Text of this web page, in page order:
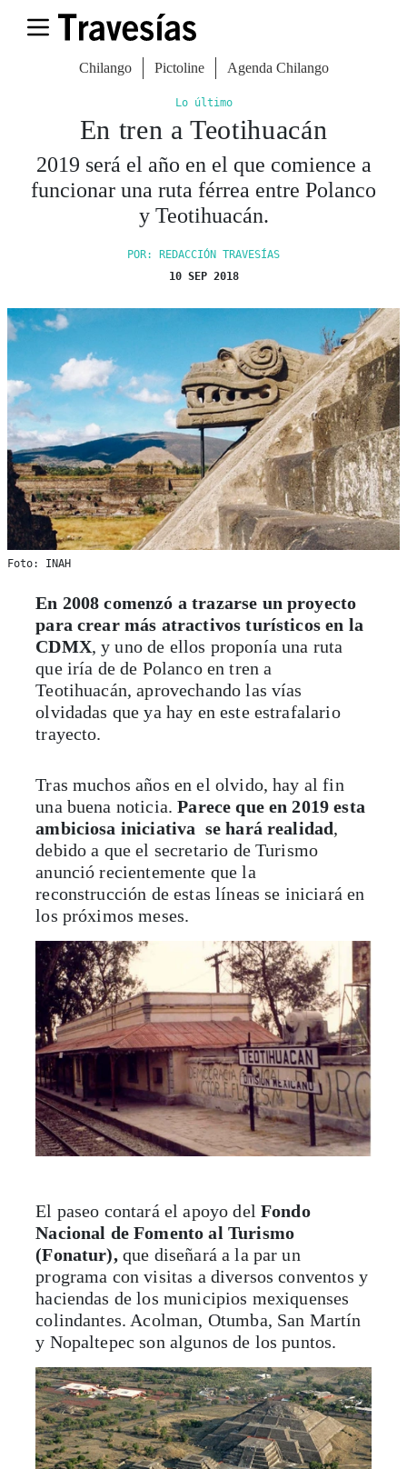
Chilango Pictoline Agenda Chilango
Lo último
En tren a Teotihuacán
2019 será el año en el que comience a
funcionar una ruta férrea entre Polanco
y Teotihuacán.
POR: REDACCIÓN TRAVESÍAS
10 SEP 2018
Foto: INAH
En 2008 comenzó a trazarse un proyecto
para crear más atractivos turísticos en la
CDMX, y uno de ellos proponía una ruta
que iría de de Polanco en tren a
Teotihuacán, aprovechando las vías
olvidadas que ya hay en este estrafalario
trayecto.
Tras muchos años en el olvido, hay al fin
una buena noticia. Parece que en 2019 esta
ambiciosa iniciativa se hará realidad,
debido a que el secretario de Turismo
anunció recientemente que la
reconstrucción de estas líneas se iniciará en
los próximos meses.
El paseo contará el apoyo del Fondo
Nacional de Fomento al Turismo
(Fonatur),que diseñará a la par un
programa con visitas a diversos conventos y
haciendas de los municipios mexiquenses
colindantes. Acolman, Otumba, San Martín
y Nopaltepec son algunos de los puntos.